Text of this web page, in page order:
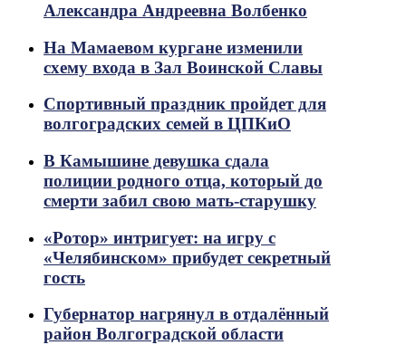
Александра Андреевна Волбенко
На Мамаевом кургане изменили
схему входа в Зал Воинской Славы
Спортивный праздник пройдет для
волгоградских семей в ЦПКиО
В Камышине девушка сдала
полиции родного отца, который до
смерти забил свою мать-старушку
«Ротор» интригует: на игру с
«Челябинском» прибудет секретный
гость
Губернатор нагрянул в отдалённый
район Волгоградской области